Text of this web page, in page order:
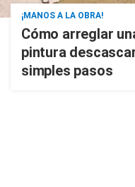
¡MANOS A LA OBRA!
Cómo arreglar
pintura
simples pasos